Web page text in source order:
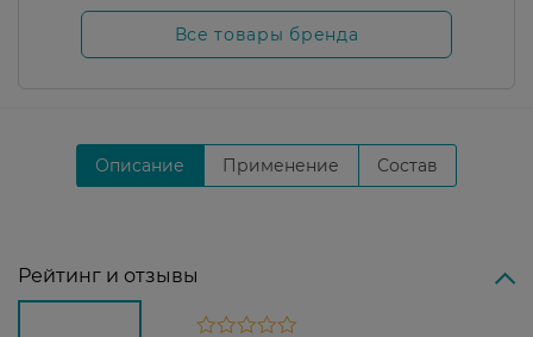
Все товары бренда
Описание Применение Состав
Рейтинг и отзывы